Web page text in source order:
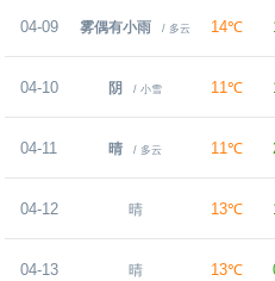
04-09 雾偶有小雨 / 多云 14℃
04-10 阴 / 小雪 11℃
04-11 晴 / 多云 11℃
04-12 晴 13℃
04-13 晴 13℃